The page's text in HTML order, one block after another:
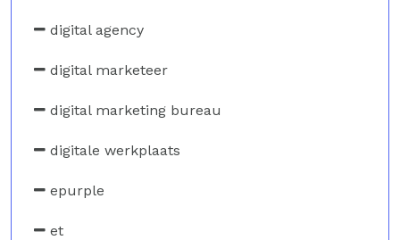
digital agency
digital marketeer
digital marketing bureau
digitale werkplaats
epurple
et